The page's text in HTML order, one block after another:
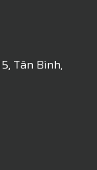
Tân Bình,